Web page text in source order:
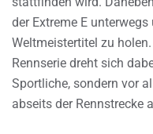
der Extreme E
Weltmeistertitel zu
Rennserie dreht sich
Sportliche, sondern vor
abseits der Rennstrecke